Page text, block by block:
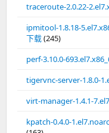
traceroute-2.0.22-
ipmitool-1.8.18-
下载(245)
perf-3.10.0-
tigervnc-server-1.8.0-
virt-manager-1.4.1-
kpatch-0.4.0-